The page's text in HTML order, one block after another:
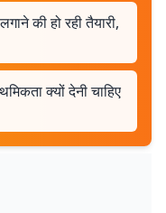
की हो रही तैयारी,
क्यों देनी चाहिए